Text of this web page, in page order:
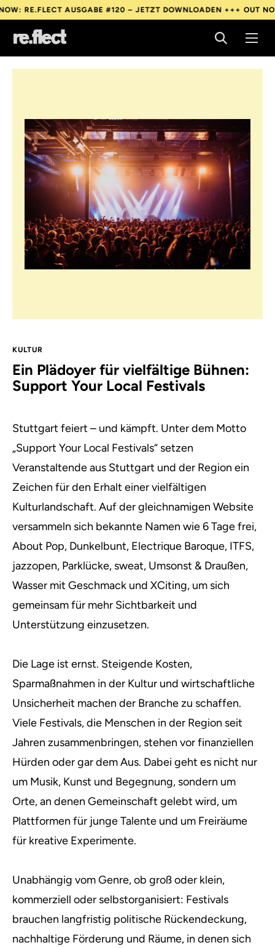
AUSGABE #120 – JETZT DOWNLOADEN +++OUT NOW:
AUSGABE #120 – JETZT DOWNLOADEN +++
KULTUR
Ein Plädoyer für vielfältige Bühnen:
Support Your Local Festivals
Stuttgart feiert – und kämpft. Unter dem Motto
„Support Your Local Festivals“ setzen
Veranstaltende aus Stuttgart und der Region ein
Zeichen für den Erhalt einer vielfältigen
Kulturlandschaft. Auf der gleichnamigen Website
versammeln sich bekannte Namen wie 6 Tage frei,
About Pop, Dunkelbunt, Electrique Baroque, ITFS,
jazzopen, Parklücke, sweat, Umsonst & Draußen,
Wasser mit Geschmack und XCiting, um sich
gemeinsam für mehr Sichtbarkeit und
Unterstützung einzusetzen.
Die Lage ist ernst. Steigende Kosten,
Sparmaßnahmen in der Kultur und wirtschaftliche
Unsicherheit machen der Branche zu schaffen.
Viele Festivals, die Menschen in der Region seit
Jahren zusammenbringen, stehen vor finanziellen
Hürden oder gar dem Aus. Dabei geht es nicht nur
um Musik, Kunst und Begegnung, sondern um
Orte, an denen Gemeinschaft gelebt wird, um
Plattformen für junge Talente und um Freiräume
für kreative Experimente.
Unabhängig vom Genre, ob groß oder klein,
kommerziell oder selbstorganisiert: Festivals
brauchen langfristig politische Rückendeckung,
nachhaltige Förderung und Räume, in denen sich